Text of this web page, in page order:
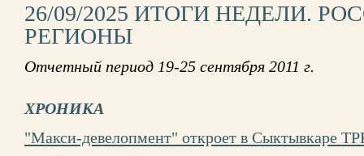
26/09/2025 ИТОГИ НЕДЕЛИ.
РЕГИОНЫ
Отчетный период 19-25 сентября 2011 г.
ХРОНИКА
"Макси-девелопмент" откроет в Сыктывкаре